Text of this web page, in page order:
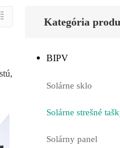
Kategória
BIPV
Solárne sklo
Solárne strešné
Solárny panel